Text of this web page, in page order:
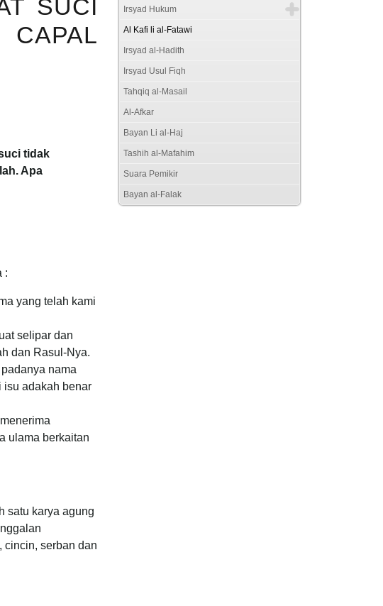
SUCI
tidak
Apa
:
yang telah kami
selipar dan
dan Rasul-Nya.
nama
adakah benar
ulama berkaitan
satu karya agung
cincin, serban dan
Irsyad Hukum
Al Kafi li al-Fatawi
Irsyad al-Hadith
Irsyad Usul Fiqh
Tahqiq al-Masail
Al-Afkar
Bayan Li al-Haj
Tashih al-Mafahim
Suara Pemikir
Bayan al-Falak